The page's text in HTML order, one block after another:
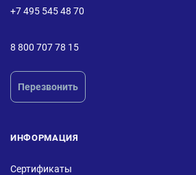
+7 495 545 48 70
8 800 707 78 15
Перезвонить
ИНФОРМАЦИЯ
Сертификаты